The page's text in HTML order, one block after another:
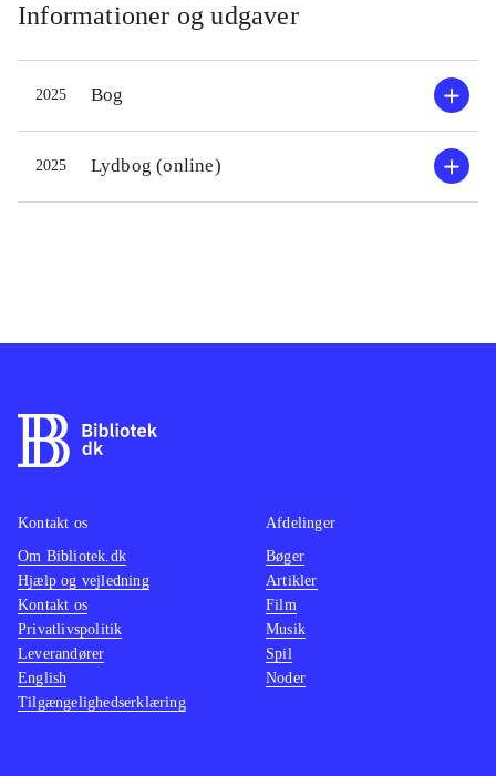
Informationer og udgaver
2025 Bog
2025 Lydbog (online)
Kontakt os
Om Bibliotek.dk
Hjælp og vejledning
Kontakt os
Privatlivspolitik
Leverandører
English
Tilgængelighedserklæring
Afdelinger
Bøger
Artikler
Film
Musik
Spil
Noder